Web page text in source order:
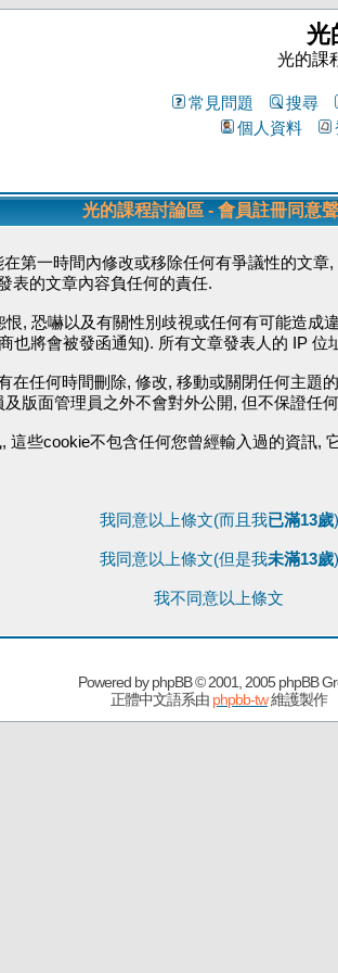
光
光的課
常見問題 搜尋
個人資料
光的課程討論區 - 會員註冊同意
第一時間內修改或移除任何有爭議性的文
表的文章內容負任何的責任.
, 恐嚇以及有關性別歧視或任何有可能造成
也將會被發函通知). 所有文章發表人的 IP
在任何時間刪除, 修改, 移動或關閉任何主題
版面管理員之外不會對外公開, 但不保證任
些cookie不包含任何您曾經輸入過的資訊,
我同意以上條文(而且我已滿13歲)
我同意以上條文(但是我未滿13歲)
我不同意以上條文
Powered byphpBB© 2001, 2005 phpBB
正體中文語系由 phpbb-tw維護製作